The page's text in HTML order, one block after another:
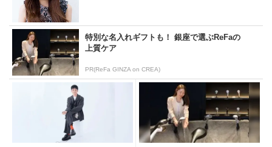
特別な名入れギフトも！ 銀座で選ぶReFaの
上質ケア
PR(ReFa GINZA on CREA)